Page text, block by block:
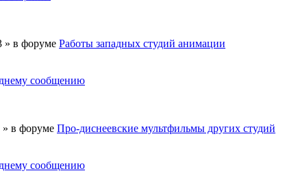
» в форуме Работы западных студий анимации
сообщению
» в форуме Про-диснеевские мультфильмы других студий
сообщению